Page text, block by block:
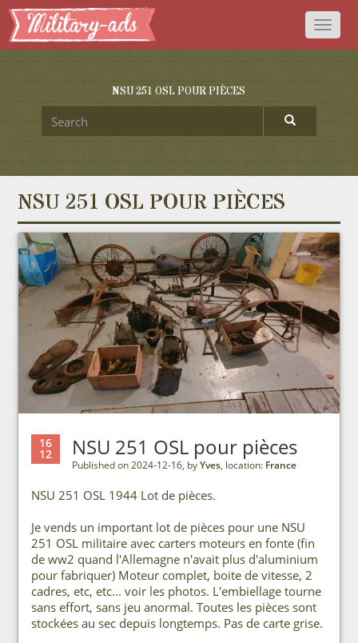
Toggle
NSU 251 OSL POUR PIÈCES
NSU 251 OSL POUR PIÈCES
16
12 NSU 251 OSL pour pièces
Published on 2024-12-16, byYves, location: France
NSU 251 OSL 1944 Lot de pièces.
Je vends un important lot de pièces pour une NSU
251 OSL militaire avec carters moteurs en fonte (fin
de ww2 quand l'Allemagne n'avait plus d'aluminium
pour fabriquer) Moteur complet, boite de vitesse, 2
cadres, etc, etc... voir les photos. L'embiellage tourne
sans effort, sans jeu anormal. Toutes les pièces sont
stockées au sec depuis longtemps. Pas de carte grise.